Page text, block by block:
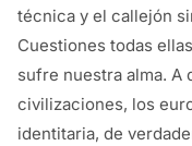
técnica y el callejón
Cuestiones todas
sufre nuestra alma.
civilizaciones, los
identitaria, de